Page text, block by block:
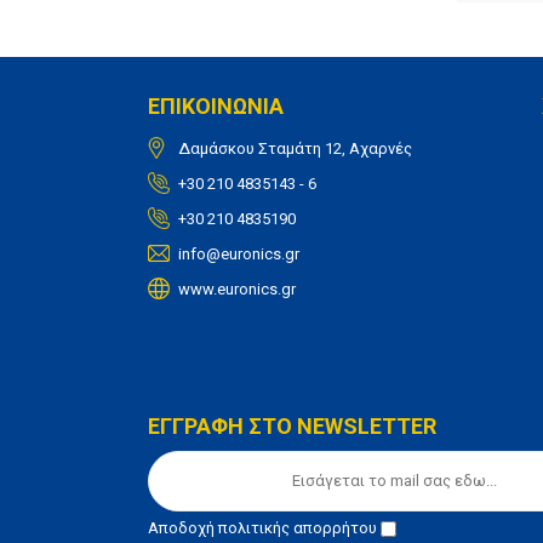
ΕΠΙΚΟΙΝΩΝΙΑ
Δαμάσκου Σταμάτη 12, Αχαρνές
+30 210 4835143 - 6
+30 210 4835190
info@euronics.gr
www.euronics.gr
ΕΓΓΡΑΦΗ ΣΤΟ NEWSLETTER
Αποδοχήπολιτικής απορρήτου